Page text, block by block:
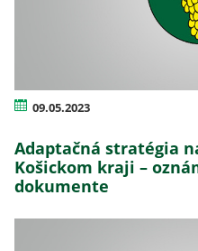
09.05.2023
Adaptačná stratégia
Košickom kraji –
dokumente